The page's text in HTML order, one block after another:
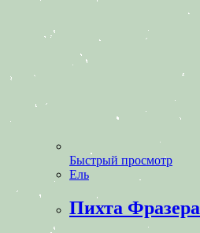
Быстрый просмотр
Ель
Пихта Фразера